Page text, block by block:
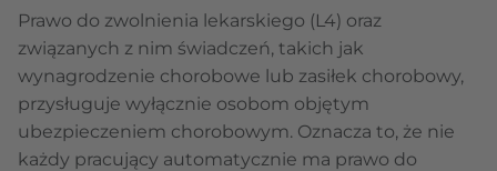
Prawo do zwolnienia lekarskiego (L4) oraz
związanych z nim świadczeń, takich jak
wynagrodzenie chorobowe lub zasiłek chorobowy,
przysługuje wyłącznie osobom objętym
ubezpieczeniem chorobowym. Oznacza to, że nie
każdy pracujący automatycznie ma prawo do